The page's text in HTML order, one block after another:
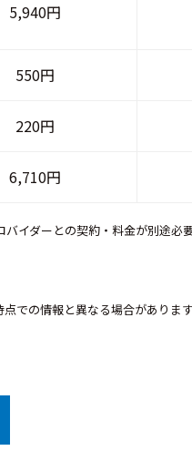
5,940円
550円
220円
6,710円
イダーとの契約・料金が別途必要
での情報と異なる場合がありま